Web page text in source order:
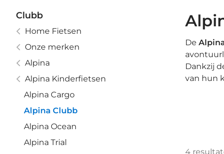
Clubb
Home Fietsen
Onze merken
Alpina
Alpina Kinderfietsen
Alpina Cargo
Alpina Clubb
Alpina Ocean
Alpina Trial
De
Dankzij
van hun
4